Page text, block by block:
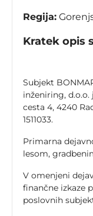
Regija:
Kratek opis
Subjekt
inženiring,
cesta 4, 4240
1511033.
Primarna
lesom,
V omenjeni
finančne izkaze
poslovnih